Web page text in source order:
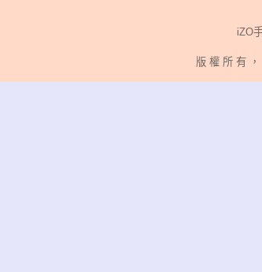
iZO
版 權 所 有